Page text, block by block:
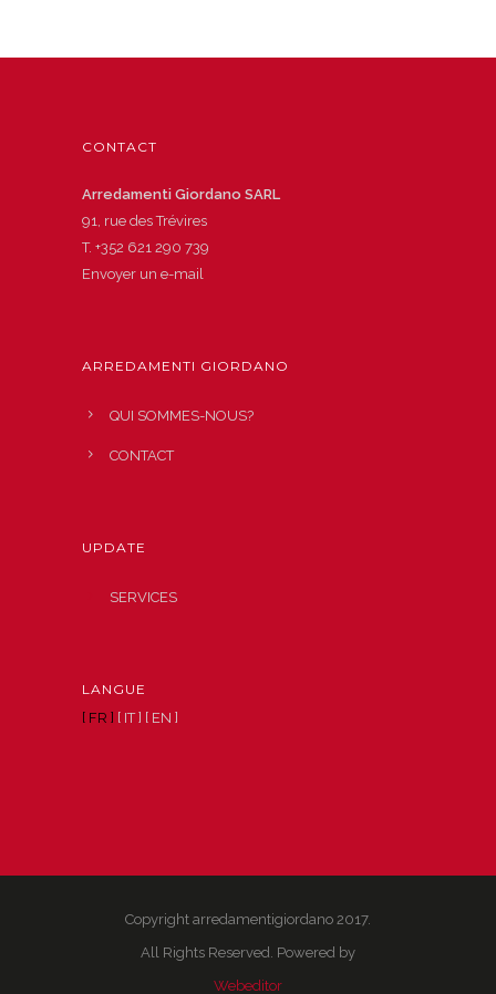
CONTACT
Arredamenti Giordano SARL
91, rue des Trévires
T. +352 621 290 739
Envoyer un e-mail
ARREDAMENTI GIORDANO
QUI SOMMES-NOUS?
CONTACT
UPDATE
SERVICES
LANGUE
[ FR ] [ IT ] [ EN ]
Copyright arredamentigiordano 2017.
All Rights Reserved. Powered by
Webeditor